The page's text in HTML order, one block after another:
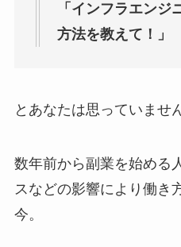
「インフラエンジ
方法を教えて！」
とあなたは思っていませ
数年前から副業を始める
スなどの影響により働き
今。